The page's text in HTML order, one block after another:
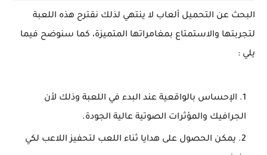
البحث عن التحميل ألعاب لا ينتهي لذلك نقترح هذه اللعبة
لتجربتها والاستمتاع بمغامراتها المتميزة، كما سنوضح فيما
يلي :
الإحساس بالواقعية عند البدء في اللعبة وذلك لأن
الجرافيك والمؤثرات الصوتية عالية الجودة.
يمكن الحصول على هدايا ثناء اللعب لتحفيز اللاعب لكي